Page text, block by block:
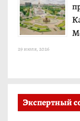
29 июля, 2026
Экспертный